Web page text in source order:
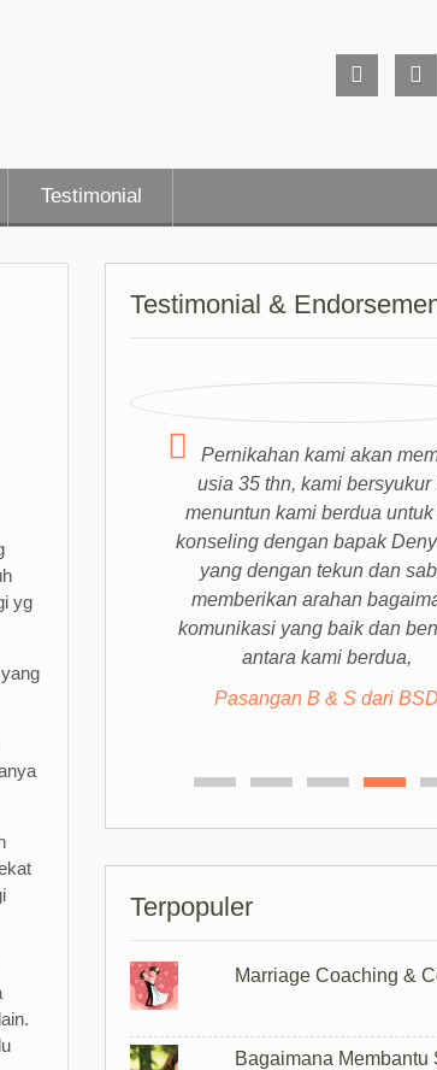
Testimonial
yg
Testimonial &
Pernikahan kami akan
usia 35 thn, kami bersyukur
menuntun kami berdua
konseling dengan bapak
yang dengan tekun dan
memberikan arahan
komunikasi yang baik dan
antara kami berdua,
Pasangan B & S dari BSD
Pasangan anonim di
Terpopuler
Marriage Coaching &
Bagaimana Membantu